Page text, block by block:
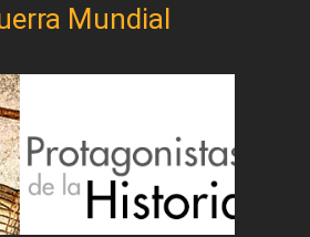
Mundial